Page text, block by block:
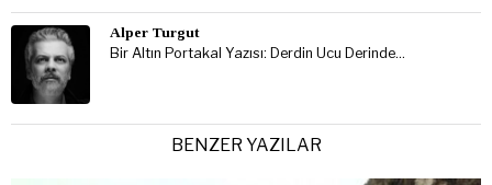
Alper Turgut
Bir Altın Portakal Yazısı: Derdin Ucu Derinde…
BENZER YAZILAR